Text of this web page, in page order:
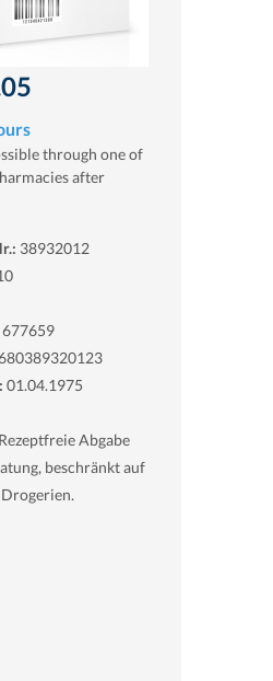
through one of
after
38932012
677659
01.04.1975
Abgabe
beschränkt auf